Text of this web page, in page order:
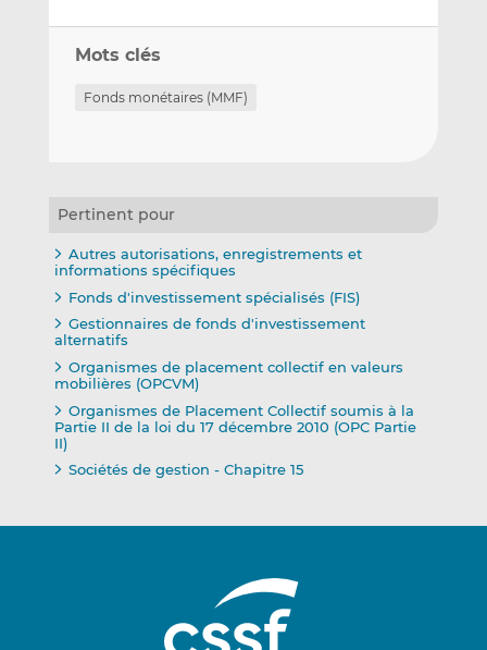
Mots clés
Fonds monétaires (MMF)
Pertinent pour
Autres autorisations, enregistrements et
informations spécifiques
Fonds d'investissement spécialisés (FIS)
Gestionnaires de fonds d'investissement
alternatifs
Organismes de placement collectif en valeurs
mobilières (OPCVM)
Organismes de Placement Collectif soumis à la
Partie II de la loi du 17 décembre 2010 (OPC Partie
II)
Sociétés de gestion - Chapitre 15